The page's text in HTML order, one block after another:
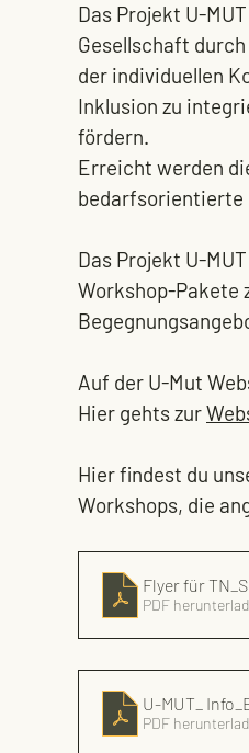
Das Projekt U-
Gesellschaft
der individuellen
Inklusion zu
fördern.
Erreicht werden
bedarfsorientierte
Das Projekt U-
Workshop-Pakete
Auf der U-Mut
Hier gehts zur
Hier findest du
Workshops, die
Flyer für
PDF
U-MUT_
PDF